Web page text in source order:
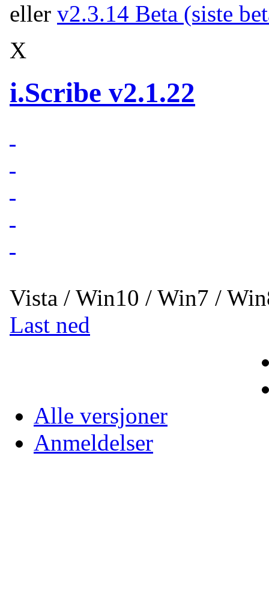
eller v2.3.14 Beta (siste
X
i.Scribe v2.1.22
Vista / Win10 / Win7 /
Last ned
Alle versjoner
Anmeldelser